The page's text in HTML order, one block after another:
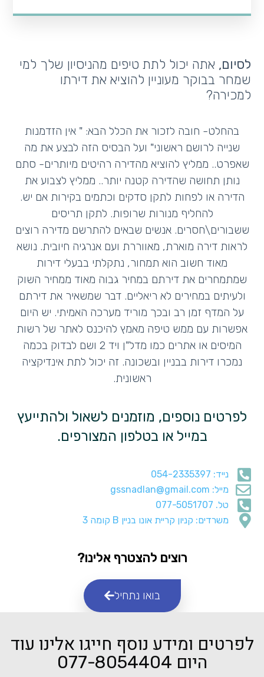
לסיום, אתה יכול לתת טיפים מהניסיון שלך למי
שמחר בבוקר מעוניין להוציא את דירתו
למכירה?
בהחלט- חובה לזכור את הכלל הבא: " אין הזדמנות
שנייה לרושם ראשוני" ועל הבסיס הזה לבצע את מה
שאפרט.. ממליץ להוציא מהדירה רהיטים מיותרים- סתם
נותן תחושה שהדירה קטנה יותר.. ממליץ לצבוע את
הדירה או לפחות לתקן סדקים וכתמים בקירות אם יש.
להחליף מנורות שרופות. לתקן תריסים
ששבורים\חסרים. אנשים שבאים להתרשם מדירה רוצים
לראות דירה מוארת, מאווררת ועם אנרגיה חיובית. נושא
מאוד חשוב הוא תמחור, נתקלתי בבעלי דירות
שמתמחרים את דירתם במחיר גבוה מאוד ממחיר השוק
ולעיתים במחירים לא ריאליים. דבר שמשאיר את דירתם
על המדף זמן רב ובכך מוריד מערכה האמיתי. יש היום
אפשרות עם ממש טיפה מאמץ להיכנס לאתר של רשות
המיסים או אתרים כמו מדל"ן ויד 2 ושם לבדוק בכמה
נמכרו דירות בבניין ובשכונה. זה יכול לתת אינדיקציה
ראשונית.
לפרטים נוספים, מוזמנים לשאול ולהתייעץ
במייל או בטלפון המצורפים.
נייד: 054-2335397
מייל: gssnadlan@gmail.com
טל. 077-5051707
משרדים: קניון קריית אונו בניין B קומה 3
רוצים להצטרף אלינו?
בואו נתחיל
לפרטים ומידע נוסף חייגו אלינו עוד
היום 077-8054404